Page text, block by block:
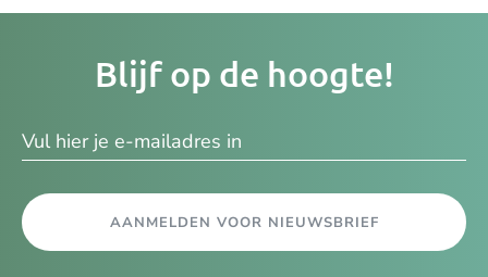
Blijf op de hoogte!
AANMELDEN VOOR NIEUWSBRIEF